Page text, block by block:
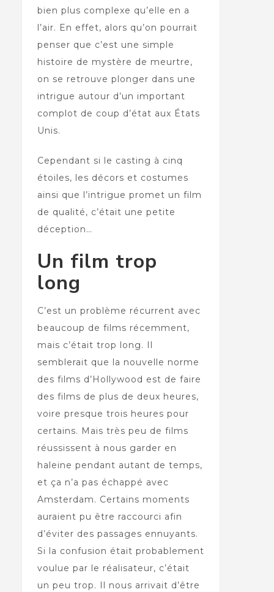
bien plus complexe qu’elle en a
l’air. En effet, alors qu’on pourrait
penser que c’est une simple
histoire de mystère de meurtre,
on se retrouve plonger dans une
intrigue autour d’un important
complot de coup d’état aux États
Unis.
Cependant si le casting à cinq
étoiles, les décors et costumes
ainsi que l’intrigue promet un film
de qualité, c’était une petite
déception…
Un film trop
long
C’est un problème récurrent avec
beaucoup de films récemment,
mais c’était trop long. Il
semblerait que la nouvelle norme
des films d’Hollywood est de faire
des films de plus de deux heures,
voire presque trois heures pour
certains. Mais très peu de films
réussissent à nous garder en
haleine pendant autant de temps,
et ça n’a pas échappé avec
Amsterdam. Certains moments
auraient pu être raccourci afin
d’éviter des passages ennuyants.
Si la confusion était probablement
voulue par le réalisateur, c’était
un peu trop. Il nous arrivait d’être